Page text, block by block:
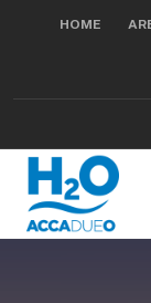
HOME